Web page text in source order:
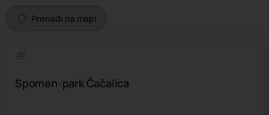
Pronađi na mapi
Spomen-park Čačalica